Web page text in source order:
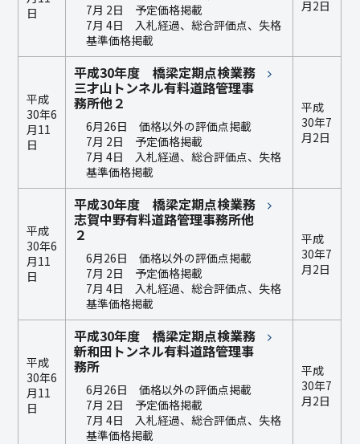
日
7月 2日 予定価格掲載
7月 4日 入札経過、総合評価点、失格
基準価格掲載
月2日
平成
30年6
月11
日
平成30年度 橋梁定期点検業務
三才山トンネル有料道路管理事
務所他２
6月26日 価格以外の評価点掲載
7月 2日 予定価格掲載
7月 4日 入札経過、総合評価点、失格
基準価格掲載
平成
30年7
月2日
平成
30年6
月11
日
平成30年度 橋梁定期点検業務
志賀中野有料道路管理事務所他
２
6月26日 価格以外の評価点掲載
7月 2日 予定価格掲載
7月 4日 入札経過、総合評価点、失格
基準価格掲載
平成
30年7
月2日
平成
30年6
月11
日
平成30年度 橋梁定期点検業務
新和田トンネル有料道路管理事
務所
6月26日 価格以外の評価点掲載
7月 2日 予定価格掲載
7月 4日 入札経過、総合評価点、失格
基準価格掲載
平成
30年7
月2日